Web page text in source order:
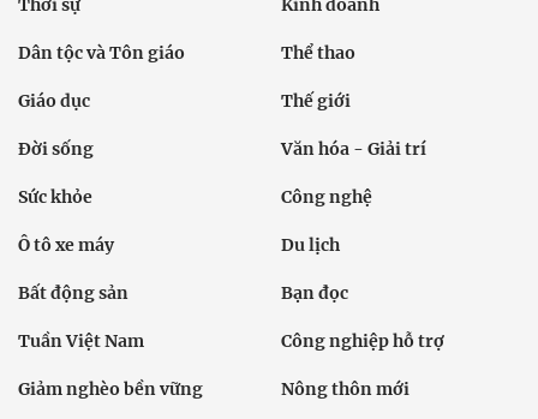
Thời sự Kinh doanh
Dân tộc và Tôn giáo Thể thao
Giáo dục Thế giới
Đời sống Văn hóa - Giải trí
Sức khỏe Công nghệ
Ô tô xe máy Du lịch
Bất động sản Bạn đọc
Tuần Việt Nam Công nghiệp hỗ trợ
Giảm nghèo bền vững Nông thôn mới